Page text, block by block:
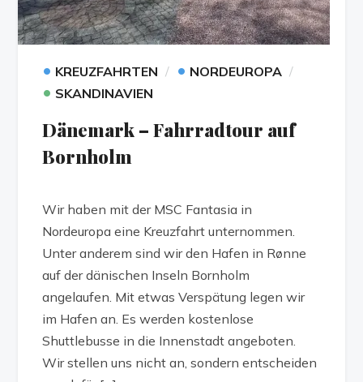
• KREUZFAHRTEN • NORDEUROPA
• SKANDINAVIEN
Dänemark – Fahrradtour auf
Bornholm
Wir haben mit der MSC Fantasia in
Nordeuropa eine Kreuzfahrt unternommen.
Unter anderem sind wir den Hafen in Rønne
auf der dänischen Inseln Bornholm
angelaufen. Mit etwas Verspätung legen wir
im Hafen an. Es werden kostenlose
Shuttlebusse in die Innenstadt angeboten.
Wir stellen uns nicht an, sondern entscheiden